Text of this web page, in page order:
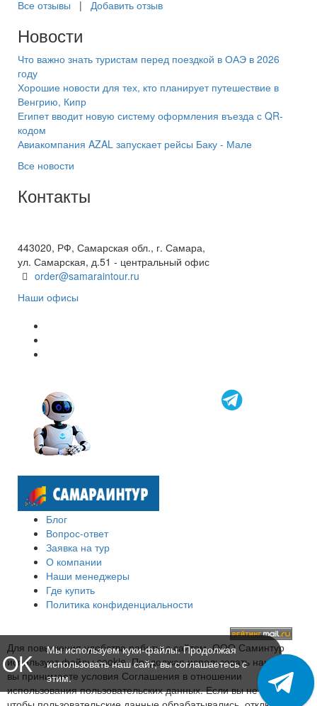
Все отзывы | Добавить отзыв
Новости
Что важно знать туристам перед поездкой в ОАЭ в 2026
году
Хорошие новости для тех, кто планирует путешествие в
Венгрию, Кипр
Египет вводит новую систему оформления въезда с QR-
кодом
Авиакомпания AZAL запускает рейсы Баку - Мале
Все новости
Контакты
443020, РФ, Самарская обл., г. Самара,
ул. Самарская, д.51 - центральный офис
order@samaraintour.ru
Наши офисы
Блог
Вопрос-ответ
Заявка на тур
О компании
Наши менеджеры
Где купить
Политика конфиденциальности
Для повышения удобства работы с сайтом, ООО Саминтур
использует файлы cookie. Продолжая использовать наш сайт,
вы принимаете условия Соглашения в отношении
использования пользовательских данных. Если вы не хотите,
OK
Мы используем куки-файлы. Продолжая
использовать наш сайт, вы соглашаетесь с
этим.